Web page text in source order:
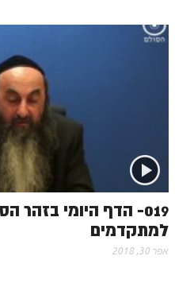
019- הדף היומי בזהר
למתקדמים
אפר 30, 2018